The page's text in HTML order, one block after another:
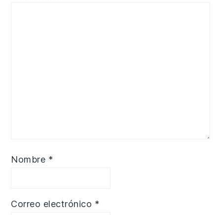
Nombre *
Correo electrónico *